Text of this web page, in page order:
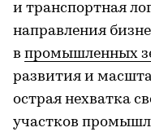
и транспортная
направления
в промышленных
развития и
острая нехватка
участков